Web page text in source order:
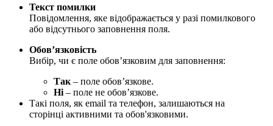
Текст помилки
Повідомлення, яке відображається у разі помилкового
або відсутнього заповнення поля.
Обов’язковість
Вибір, чи є поле обов’язковим для заповнення:
Так – поле обов’язкове.
Ні – поле не обов’язкове.
Такі поля, як email та телефон, залишаються на
сторінці активними та обов'язковими.